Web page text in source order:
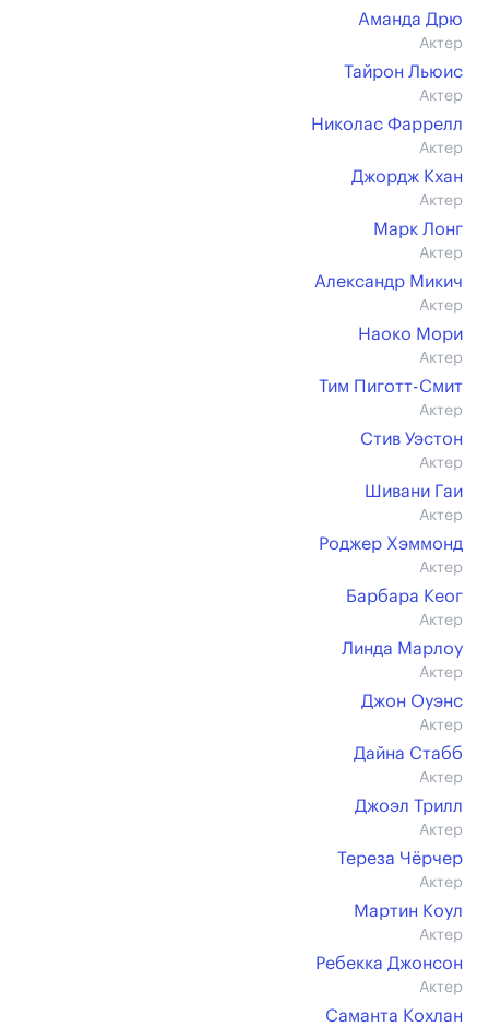
Аманда Дрю
Актер
Тайрон Льюис
Актер
Николас Фаррелл
Актер
Джордж Кхан
Актер
Марк Лонг
Актер
Александр Микич
Актер
Наоко Мори
Актер
Тим Пиготт-Смит
Актер
Стив Уэстон
Актер
Шивани Гаи
Актер
Роджер Хэммонд
Актер
Барбара Кеог
Актер
Линда Марлоу
Актер
Джон Оуэнс
Актер
Дайна Стабб
Актер
Джоэл Трилл
Актер
Тереза Чёрчер
Актер
Мартин Коул
Актер
Ребекка Джонсон
Актер
Саманта Кохлан